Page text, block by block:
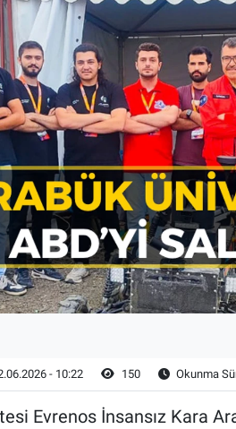
- 10:22 150 Okunma
Evrenos İnsansız Kara